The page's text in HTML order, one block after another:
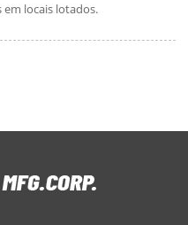
em locais lotados.